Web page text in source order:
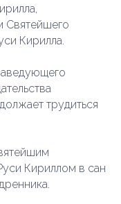
Святейшего
Кирилла.
трудиться
Кириллом в сан